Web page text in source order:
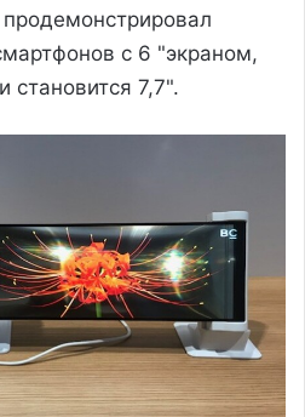
с 6 "экраном,
становится 7,7".